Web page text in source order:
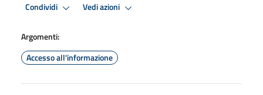
Condividi Vedi azioni
Argomenti:
Accesso all'informazione